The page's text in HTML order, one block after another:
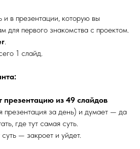
и в презентации, которую вы
для первого знакомства с проектом.
.
1 слайд.
презентацию из 49 слайдов
презентация за день) и думает — да
где тут самая суть.
— закроет и уйдет.